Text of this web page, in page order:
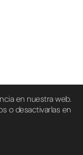
en nuestra web.
o desactivarlas en